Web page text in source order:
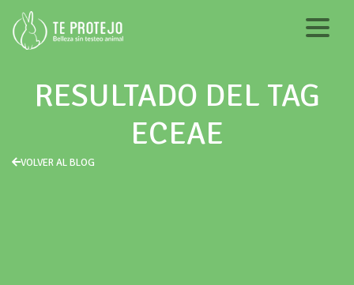
RESULTADO DEL TAG
ECEAE
VOLVER AL BLOG